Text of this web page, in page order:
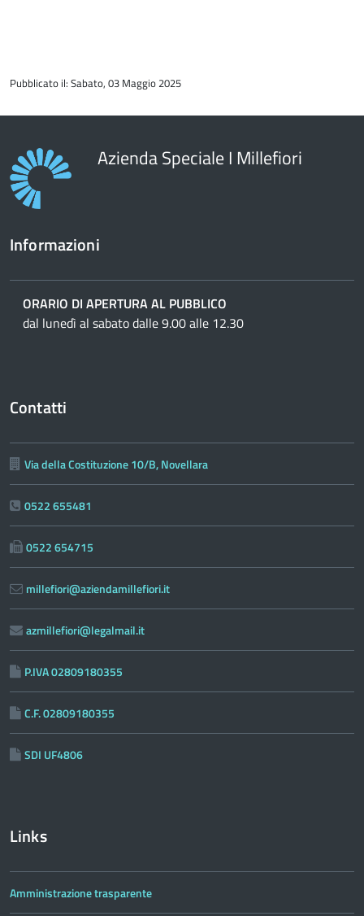
del
Pubblicato il: Sabato, 03 Maggio 2025
Azienda Speciale I Millefiori
Informazioni
ORARIO DI APERTURA AL PUBBLICO
dal lunedì al sabato dalle 9.00 alle 12.30
Contatti
Via della Costituzione 10/B, Novellara
0522 655481
0522 654715
millefiori@aziendamillefiori.it
azmillefiori@legalmail.it
P.IVA 02809180355
C.F. 02809180355
SDI UF4806
Links
Amministrazione trasparente